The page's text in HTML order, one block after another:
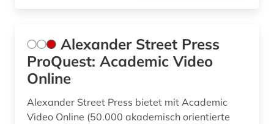
geistesgeschichte <1500 - 1800> (1)
geisteswissenschaften (37)
gender studies (1)
Alexander Street Press
ProQuest: Academic Video
Online
Alexander Street Press bietet mit Academic
Video Online (50.000 akademisch orientierte